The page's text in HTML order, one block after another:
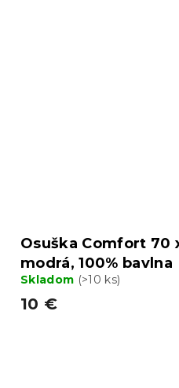
Osuška Comfort 70
modrá, 100% bavlna
Skladom (>10 ks)
10 €